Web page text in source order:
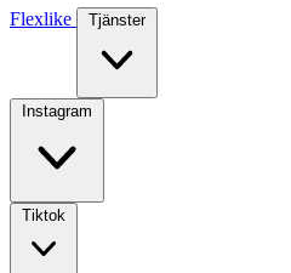
Flexlike Tjänster
Instagram
Tiktok